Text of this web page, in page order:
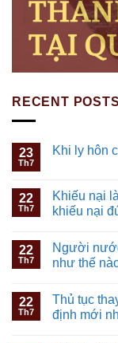
RECENT POSTS
23
Th7
Khi ly hôn
22
Th7
Khiếu nại
khiếu nại
22
Th7
Người
như thế
22
Th7
Thủ tục
định mới